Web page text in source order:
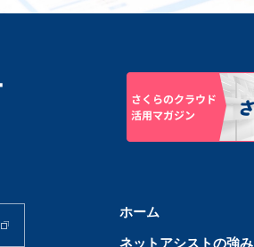
ホーム
ネットアシストの強み